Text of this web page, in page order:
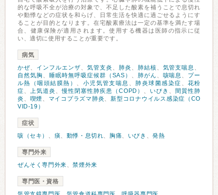
的な呼吸不全が治療の対象で、不足した酸素を補うことで息切れ
や動悸などの症状を和らげ、日常生活を快適に過ごせるようにす
ることが目的となります。在宅酸素療法は一定の基準を満たす場
合、健康保険が適用されます。使用する機器は医師の指示に従
い、適切に使用することが重要です。
病気
かぜ、 インフルエンザ、 気管支炎 、 肺炎 、 肺結核、 気管支喘息 、
自然気胸 、 睡眠時無呼吸症候群（SAS） 、 肺がん 、 咳喘息 、 プー
ル熱（咽頭結膜熱） 、 小児気管支喘息 、 肺炎球菌感染症 、 花粉
症、上気道炎 、慢性閉塞性肺疾患（COPD） 、 いびき 、 間質性肺
炎 、 喫煙 、 マイコプラズマ肺炎、新型コロナウイルス感染症（CO
VID-19）
症状
咳（セキ） 、 痰、 動悸・息切れ、 胸痛、 いびき 、発熱
専門外来
ぜんそく専門外来、禁煙外来
専門医・資格